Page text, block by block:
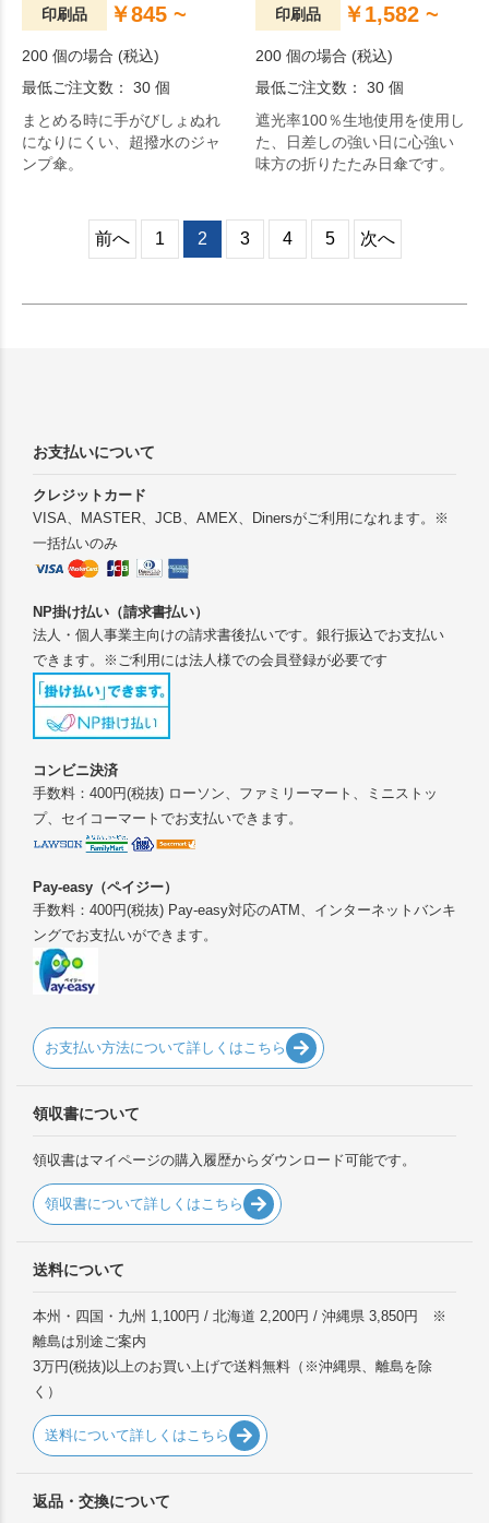
印刷品 ￥845 ~
200 個の場合 (税込)
最低ご注文数： 30 個
まとめる時に手がびしょぬれ
になりにくい、超撥水のジャ
ンプ傘。
印刷品 ￥1,582 ~
200 個の場合 (税込)
最低ご注文数： 30 個
遮光率100％生地使用を使用し
た、日差しの強い日に心強い
味方の折りたたみ日傘です。
前へ 1 2 3 4 5 次へ
お支払いについて
クレジットカード
VISA、MASTER、JCB、AMEX、Dinersがご利用になれます。※
一括払いのみ
NP掛け払い（請求書払い）
法人・個人事業主向けの請求書後払いです。銀行振込でお支払い
できます。※ご利用には法人様での会員登録が必要です
コンビニ決済
手数料：400円(税抜) ローソン、ファミリーマート、ミニストッ
プ、セイコーマートでお支払いできます。
Pay-easy（ペイジー）
手数料：400円(税抜) Pay-easy対応のATM、インターネットバンキ
ングでお支払いができます。
お支払い方法について詳しくはこちら
領収書について
領収書はマイページの購入履歴からダウンロード可能です。
領収書について詳しくはこちら
送料について
本州・四国・九州 1,100円 / 北海道 2,200円 / 沖縄県 3,850円 ※
離島は別途ご案内
3万円(税抜)以上のお買い上げで送料無料（※沖縄県、離島を除
く）
送料について詳しくはこちら
返品・交換について